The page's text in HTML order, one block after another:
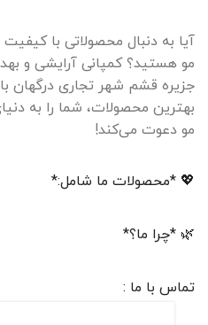
آیا به دنبال محصولاتی با
جزیره قشم شهر تجاری درگهان با
بهترین محصولات، شما را به
مو دعوت می‌کند!
💖 *محصولات ما شامل:*
🌿 *چرا ما؟*
تماس با ما :